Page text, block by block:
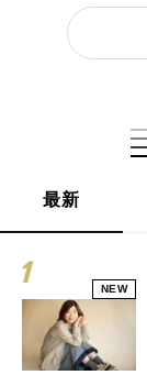
最新
NEW